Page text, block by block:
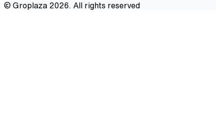
© Groplaza 2026. All rights reserved